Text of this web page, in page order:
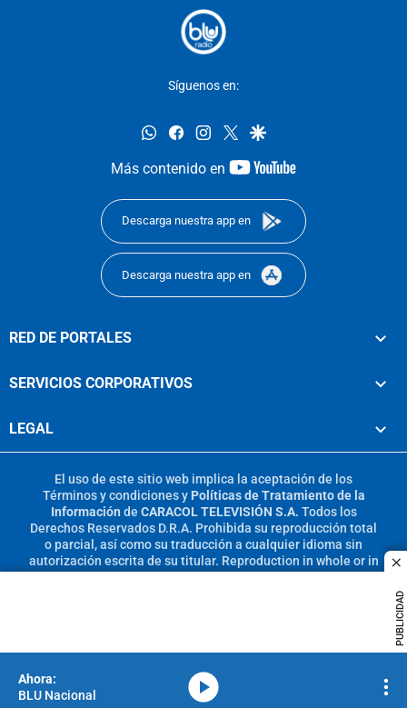
PUBLICIDAD
Síguenos en:
whatsappfacebookinstagram
twittergoogle
Más contenido en
youtube-
Descarga nuestra app en
Descarga nuestra app en
RED DE PORTALES
SERVICIOS CORPORATIVOS
LEGAL
El uso de este sitio web implica la aceptación de los
Términos y condicionesy Políticas de Tratamiento de la
Información de CARACOL TELEVISIÓN S.A. Todos los
Derechos Reservados D.R.A. Prohibida su reproducción total
o parcial, así como su traducción a cualquier idioma sin
autorización escrita de su titular. Reproduction in whole or in
BLU Nacional